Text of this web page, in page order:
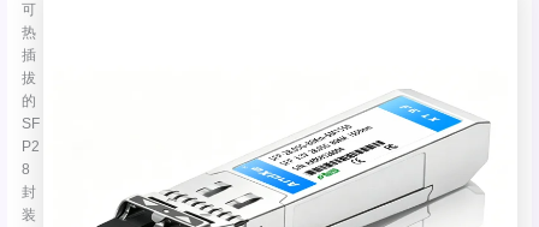
可
热
插
拔
的
SF
P2
8
封
装